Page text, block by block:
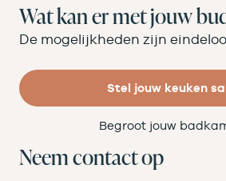
Wat kan er met jouw
De mogelijkheden zijn
Stel jouw keuken
Begroot jouw
Neem contact op